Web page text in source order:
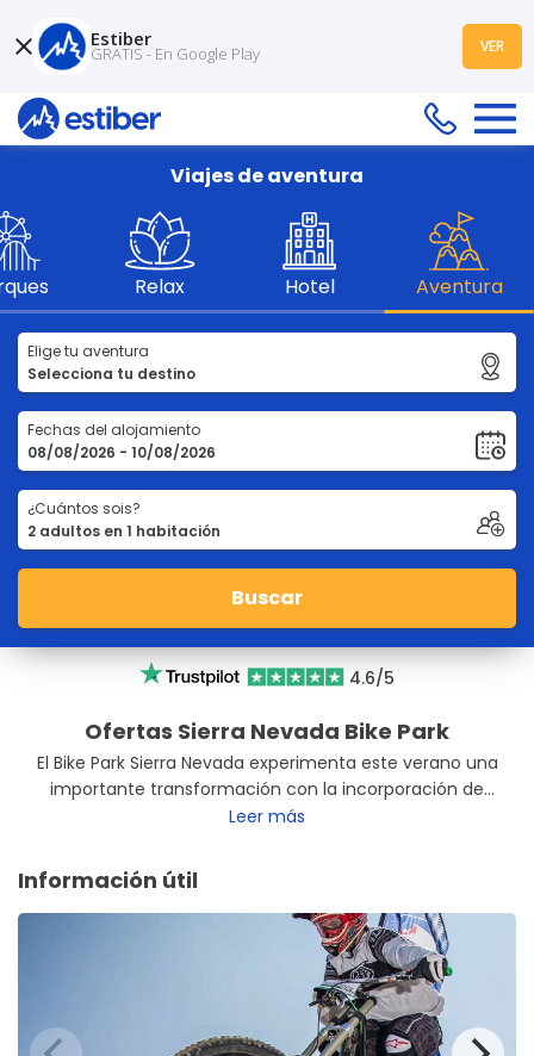
Viajes de aventura
Relax Hotel Aventura
Elige tu aventura
Fechas del alojamiento
¿Cuántos sois?
Buscar
4.6/5
Ofertas Sierra Nevada Bike Park
El Bike Park Sierra Nevada experimenta este verano una
importante transformación con la incorporación de
nuevos circuitos de descenso dentro de la oferta de
alfombra mecánica) dan acceso a seis recorridos de
descenso y dos de cross country para todos los niveles
(iniciación, intermedio y avanzado). En total, más de 37
kilómetros y casi 1.000 metros de desnivel sobre
itinerarios señalizados, coincidentes con zonas
esquiables en invierno, proporcionan una nueva forma
de conocer Sierra Nevada en Verano.
Leer más
Información útil
Estiber
GRATIS - En Google Play VER